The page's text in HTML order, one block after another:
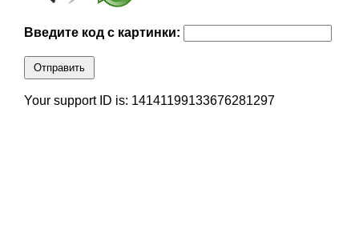
Введите код с картинки:
Отправить
Your support ID is: 14141199133676281297